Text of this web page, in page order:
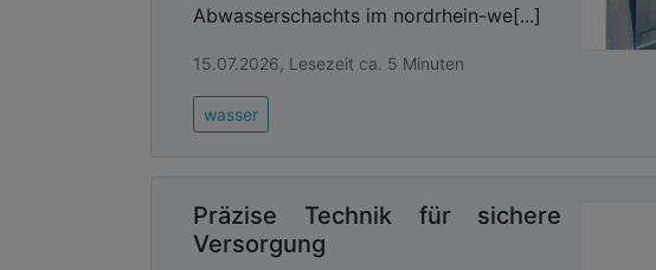
Abwasserschachts im nordrhein-we[...]
15.07.2026, Lesezeit ca. 5 Minuten
wasser
Präzise Technik für sichere
Versorgung